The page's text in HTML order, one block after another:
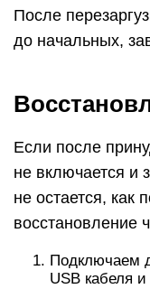
После
до начальных,
Если после
не включается и
не остается, как
восстановление
Подключаем
USB кабеля